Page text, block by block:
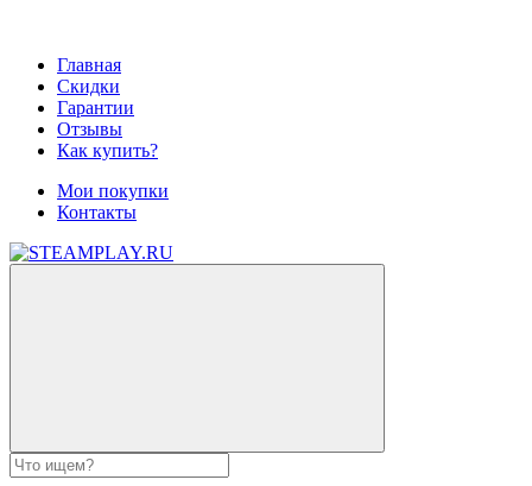
Главная
Скидки
Гарантии
Отзывы
Как купить?
Мои покупки
Контакты